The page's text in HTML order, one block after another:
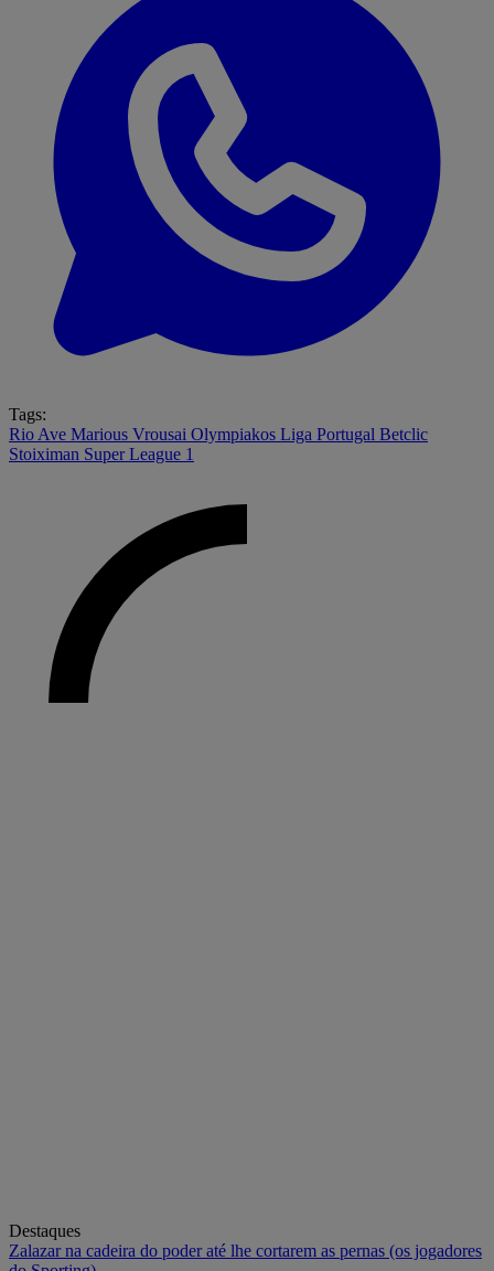
Tags:
Rio Ave Marious Vrousai Olympiakos Liga Portugal Betclic
Stoiximan Super League 1
Destaques
Zalazar na cadeira do poder até lhe cortarem as pernas (os jogadores